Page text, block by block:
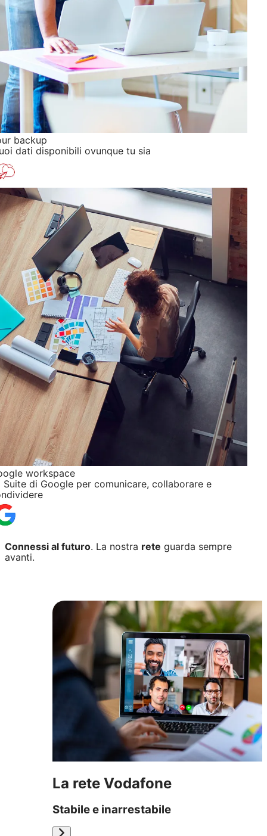
backup
dati disponibili ovunque tu sia
workspace
Suite di Google per comunicare, collaborare e
Connessi al futuro. La nostra rete guarda sempre
avanti.
La rete Vodafone
Stabile e inarrestabile